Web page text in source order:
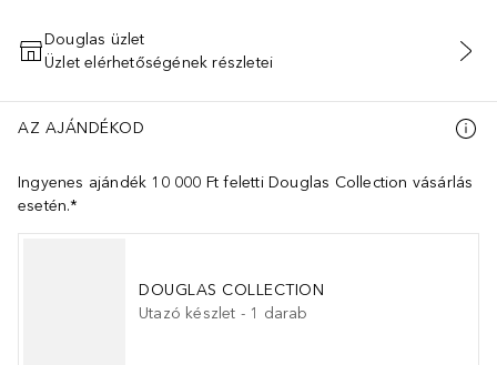
KOSÁRBA HELYEZÉS
Douglas üzlet
Üzlet elérhetőségének részletei
AZ AJÁNDÉKOD
Ingyenes ajándék 10 000 Ft feletti Douglas Collection vásárlás
esetén.*
DOUGLAS COLLECTION
Utazó készlet - 1 darab